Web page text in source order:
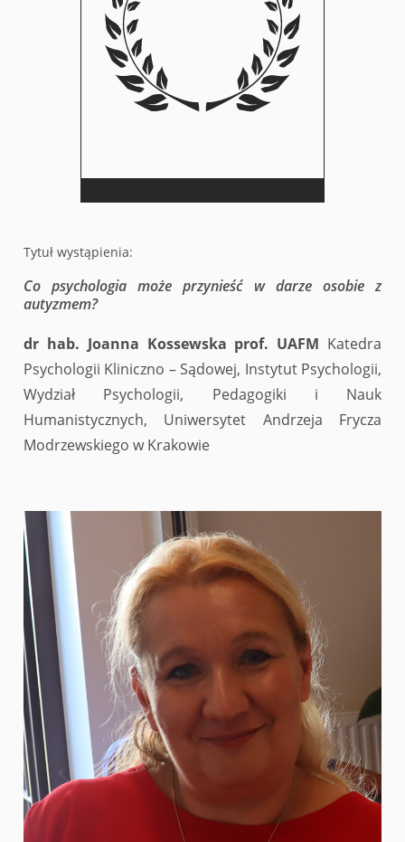
Tytuł wystąpienia:
Co psychologia może przynieść w darze osobie z
autyzmem?
dr hab. Joanna Kossewska prof. UAFM Katedra
Psychologii Kliniczno – Sądowej, Instytut Psychologii,
Wydział Psychologii, Pedagogiki i Nauk
Humanistycznych, Uniwersytet Andrzeja Frycza
Modrzewskiego w Krakowie